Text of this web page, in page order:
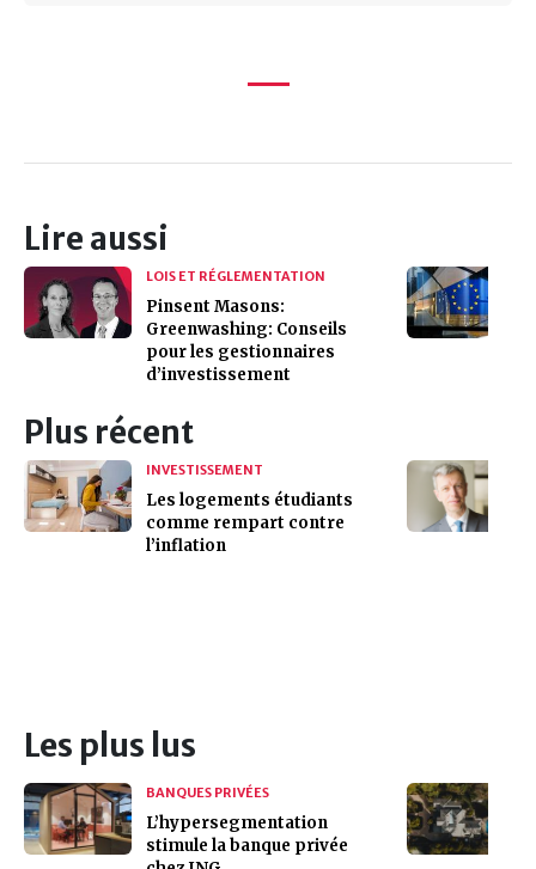
Lire aussi
LOIS ET RÉGLEMENTATION
Pinsent Masons:
Greenwashing: Conseils
pour les gestionnaires
d’investissement
Plus récent
INVESTISSEMENT
Les logements étudiants
comme rempart contre
l’inflation
Les plus lus
BANQUES PRIVÉES
L’hypersegmentation
stimule la banque privée